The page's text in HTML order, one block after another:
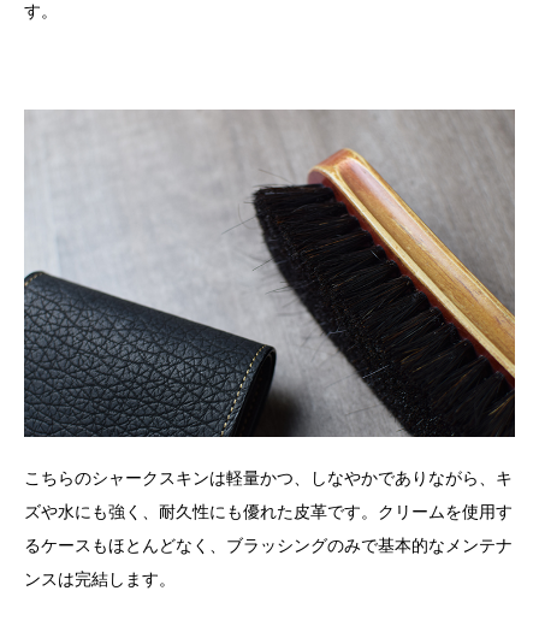
す。
こちらのシャークスキンは軽量かつ、しなやかでありながら、キ
ズや水にも強く、耐久性にも優れた皮革です。クリームを使用す
るケースもほとんどなく、ブラッシングのみで基本的なメンテナ
ンスは完結します。